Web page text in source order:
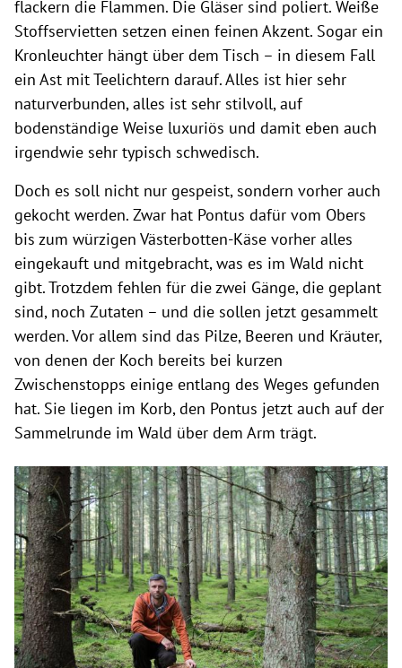
flackern die Flammen. Die Gläser sind poliert. Weiße
Stoffservietten setzen einen feinen Akzent. Sogar ein
Kronleuchter hängt über dem Tisch – in diesem Fall
ein Ast mit Teelichtern darauf. Alles ist hier sehr
naturverbunden, alles ist sehr stilvoll, auf
bodenständige Weise luxuriös und damit eben auch
irgendwie sehr typisch schwedisch.
Doch es soll nicht nur gespeist, sondern vorher auch
gekocht werden. Zwar hat Pontus dafür vom Obers
bis zum würzigen Västerbotten-Käse vorher alles
eingekauft und mitgebracht, was es im Wald nicht
gibt. Trotzdem fehlen für die zwei Gänge, die geplant
sind, noch Zutaten – und die sollen jetzt gesammelt
werden. Vor allem sind das Pilze, Beeren und Kräuter,
von denen der Koch bereits bei kurzen
Zwischenstopps einige entlang des Weges gefunden
hat. Sie liegen im Korb, den Pontus jetzt auch auf der
Sammelrunde im Wald über dem Arm trägt.